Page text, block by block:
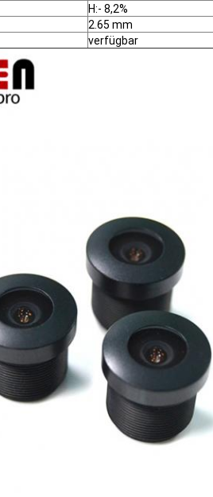
H:- 8,2%
2.65 mm
verfügbar